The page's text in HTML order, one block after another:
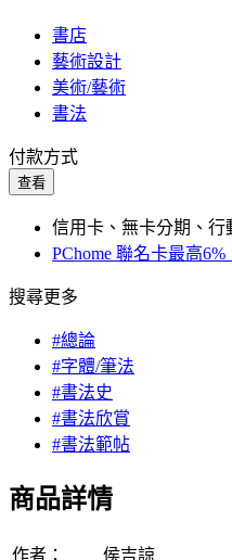
書店
藝術設計
美術/藝術
書法
付款方式
查看
信用卡、無卡分期、
PChome 聯名卡最高
搜尋更多
#總論
#字體/筆法
#書法史
#書法欣賞
#書法範帖
商品詳情
作者：
侯吉諒